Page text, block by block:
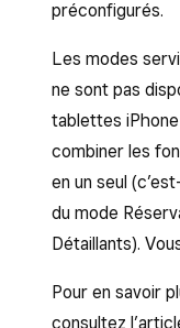
préconfigurés.
Les modes
ne sont pas
tablettes
combiner les
en un seul
du mode
Détaillants).
Pour en savoir
consultez